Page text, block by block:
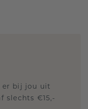
er bij jou uit
slechts €15,-